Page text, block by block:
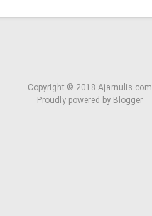
Copyright © 2018 Ajarnulis.com
Proudly powered by Blogger